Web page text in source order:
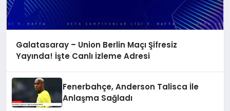
Galatasaray – Union Berlin Maçı Şifresiz
Yayında! İşte Canlı İzleme Adresi
Fenerbahçe, Anderson Talisca İle
Anlaşma Sağladı